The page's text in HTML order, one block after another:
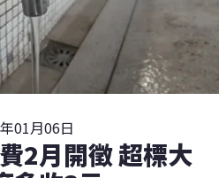
01月06日
2月開徵 超標大